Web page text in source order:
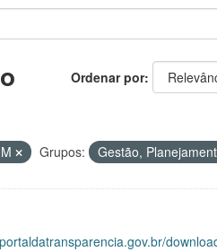
Ordenar por
Grupos: Gestão,